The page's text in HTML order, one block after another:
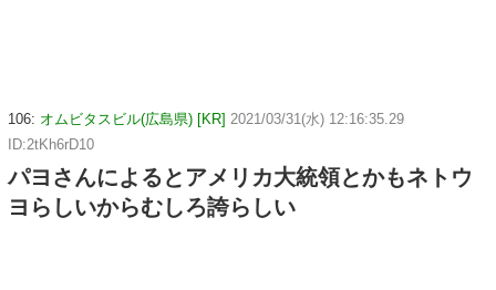
106: オムビタスビル(広島県) [KR] 2021/03/31(水) 12:16:35.29
ID:2tKh6rD10
パヨさんによるとアメリカ大統領とかもネトウ
ヨらしいからむしろ誇らしい